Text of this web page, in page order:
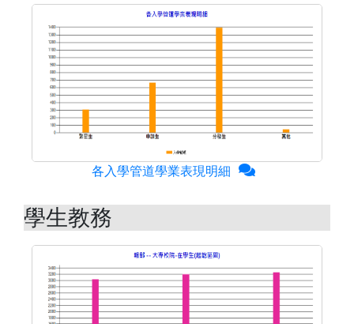
各入學管道學業表現明細
學生教務